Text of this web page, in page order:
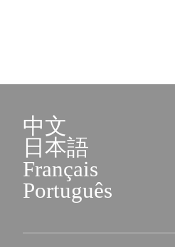
中文
日本語
Français
Português